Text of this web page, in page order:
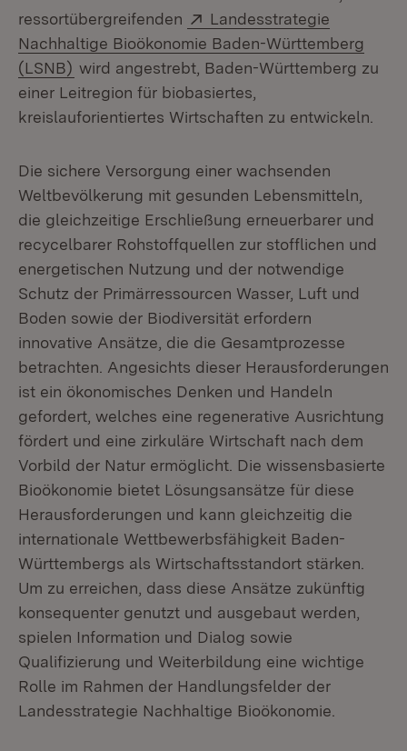
ressortübergreifenden
Extern:
Landesstrategie
Nachhaltige Bioökonomie Baden-Württemberg
(LSNB) (Öffnet in neuem Fenster)
wird angestrebt, Baden-Württemberg zu
einer Leitregion für biobasiertes,
kreislauforientiertes Wirtschaften zu entwickeln.
Die sichere Versorgung einer wachsenden
Weltbevölkerung mit gesunden Lebensmitteln,
die gleichzeitige Erschließung erneuerbarer und
recycelbarer Rohstoffquellen zur stofflichen und
energetischen Nutzung und der notwendige
Schutz der Primärressourcen Wasser, Luft und
Boden sowie der Biodiversität erfordern
innovative Ansätze, die die Gesamtprozesse
betrachten. Angesichts dieser Herausforderungen
ist ein ökonomisches Denken und Handeln
gefordert, welches eine regenerative Ausrichtung
fördert und eine zirkuläre Wirtschaft nach dem
Vorbild der Natur ermöglicht. Die wissensbasierte
Bioökonomie bietet Lösungsansätze für diese
Herausforderungen und kann gleichzeitig die
internationale Wettbewerbsfähigkeit Baden-
Württembergs als Wirtschaftsstandort stärken.
Um zu erreichen, dass diese Ansätze zukünftig
konsequenter genutzt und ausgebaut werden,
spielen Information und Dialog sowie
Qualifizierung und Weiterbildung eine wichtige
Rolle im Rahmen der Handlungsfelder der
Landesstrategie Nachhaltige Bioökonomie.